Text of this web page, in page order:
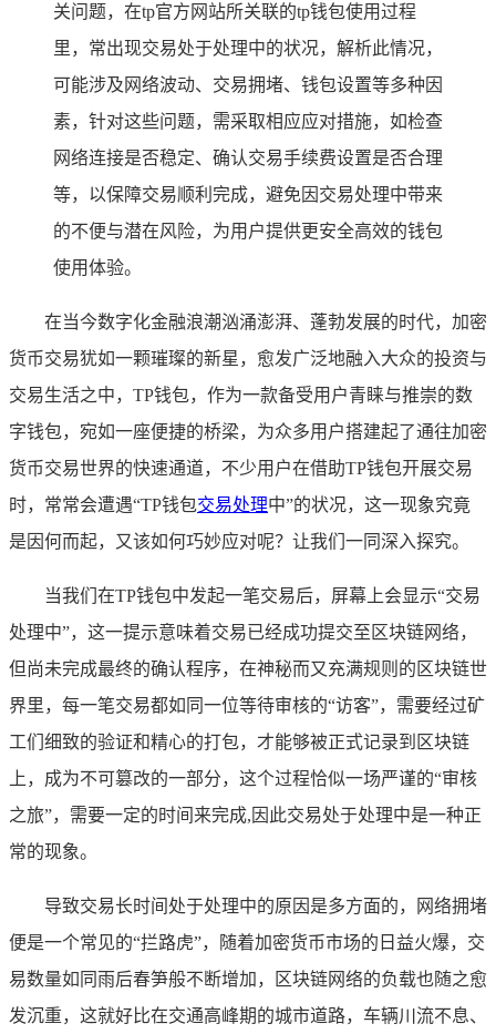
关问题，在tp官方网站所关联的tp钱包使用过程
里，常出现交易处于处理中的状况，解析此情况，
可能涉及网络波动、交易拥堵、钱包设置等多种因
素，针对这些问题，需采取相应应对措施，如检查
网络连接是否稳定、确认交易手续费设置是否合理
等，以保障交易顺利完成，避免因交易处理中带来
的不便与潜在风险，为用户提供更安全高效的钱包
使用体验。
在当今数字化金融浪潮汹涌澎湃、蓬勃发展的时代，加密
货币交易犹如一颗璀璨的新星，愈发广泛地融入大众的投资与
交易生活之中，TP钱包，作为一款备受用户青睐与推崇的数
字钱包，宛如一座便捷的桥梁，为众多用户搭建起了通往加密
货币交易世界的快速通道，不少用户在借助TP钱包开展交易
时，常常会遭遇“TP钱包交易处理中”的状况，这一现象究竟
是因何而起，又该如何巧妙应对呢？让我们一同深入探究。
当我们在TP钱包中发起一笔交易后，屏幕上会显示“交易
处理中”，这一提示意味着交易已经成功提交至区块链网络，
但尚未完成最终的确认程序，在神秘而又充满规则的区块链世
界里，每一笔交易都如同一位等待审核的“访客”，需要经过矿
工们细致的验证和精心的打包，才能够被正式记录到区块链
上，成为不可篡改的一部分，这个过程恰似一场严谨的“审核
之旅”，需要一定的时间来完成,因此交易处于处理中是一种正
常的现象。
导致交易长时间处于处理中的原因是多方面的，网络拥堵
便是一个常见的“拦路虎”，随着加密货币市场的日益火爆，交
易数量如同雨后春笋般不断增加，区块链网络的负载也随之愈
发沉重，这就好比在交通高峰期的城市道路，车辆川流不息、